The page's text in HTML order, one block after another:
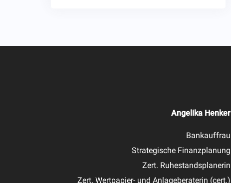
Angelika Henker
Bankauffrau
Strategische Finanzplanung
Zert. Ruhestandsplanerin
Zert. Wertpapier- und Anlageberaterin (cert.)